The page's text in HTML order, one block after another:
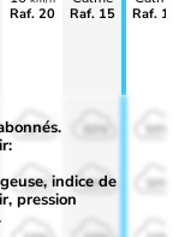
Raf. 20 Raf. 15 Raf.
50%
30% 30% 30%
indice de
pression